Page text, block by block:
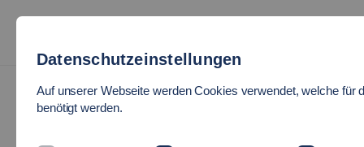
Datenschutzeinstellungen
Auf unserer Webseite werden Cookies verwendet, welche für
benötigt werden.